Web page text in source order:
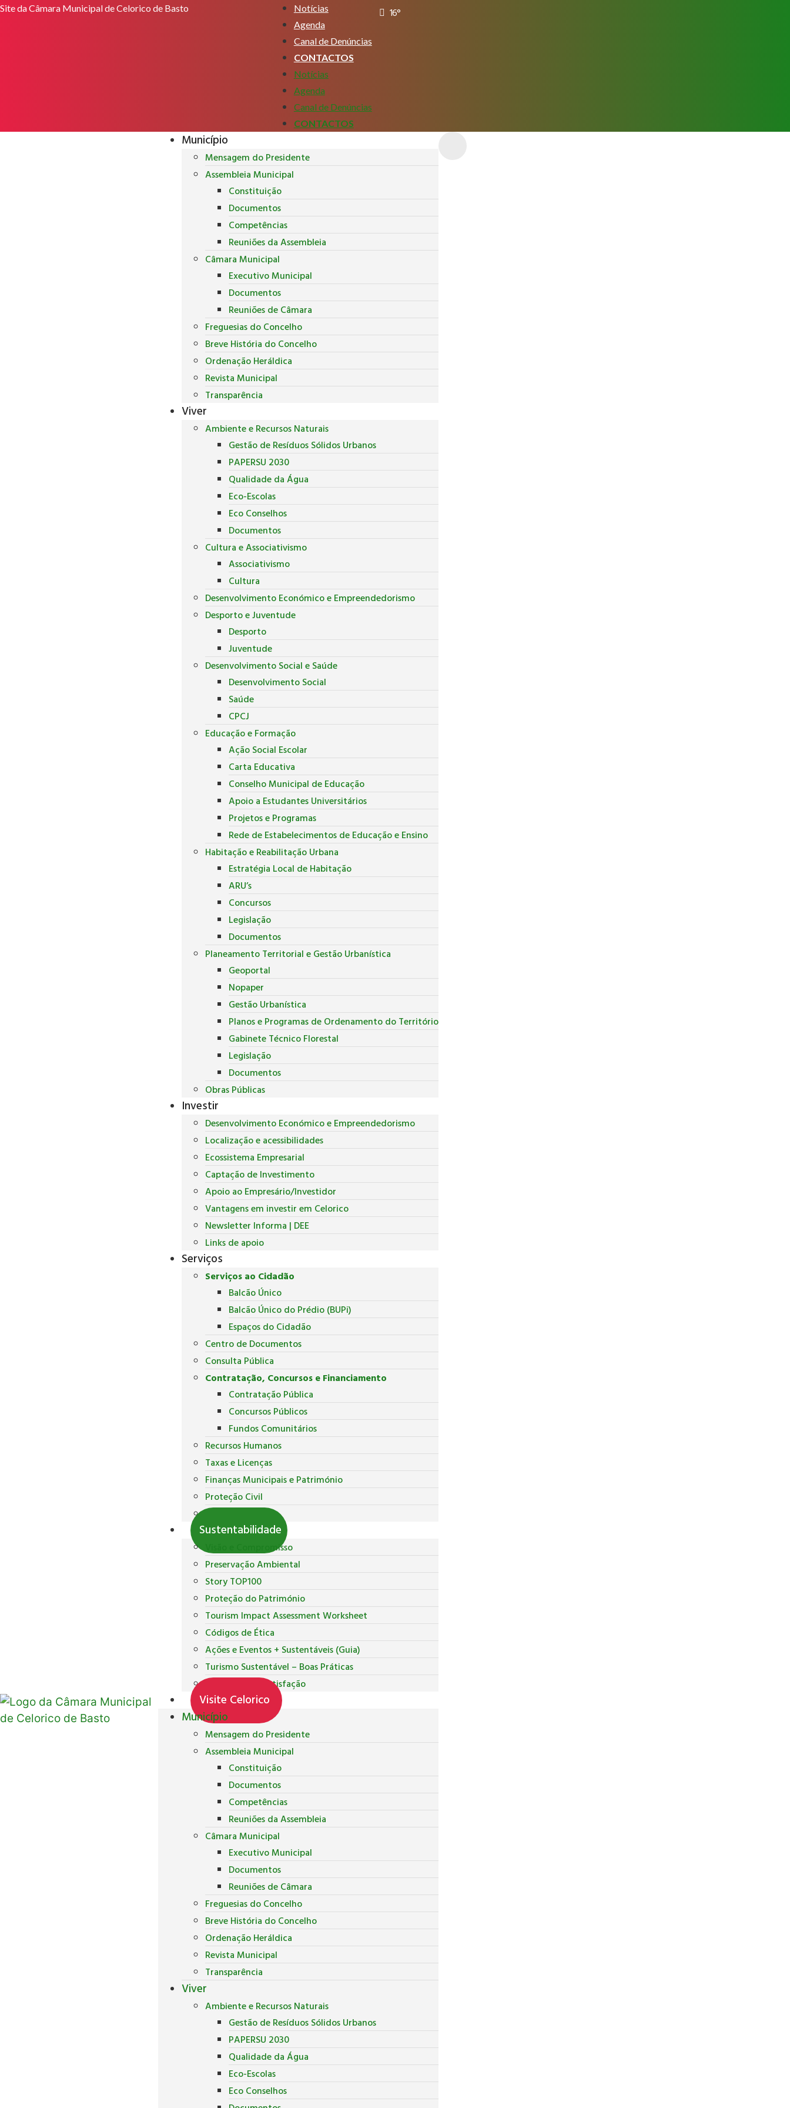
Site da Câmara Municipal de Celorico de Basto
Notícias
Agenda
Canal de Denúncias
CONTACTOS
Notícias
Agenda
Canal de Denúncias
CONTACTOS
16°
Município
Mensagem do Presidente
Assembleia Municipal
Constituição
Documentos
Competências
Reuniões da Assembleia
Câmara Municipal
Executivo Municipal
Documentos
Reuniões de Câmara
Freguesias do Concelho
Breve História do Concelho
Ordenação Heráldica
Revista Municipal
Transparência
Viver
Ambiente e Recursos Naturais
Gestão de Resíduos Sólidos Urbanos
PAPERSU 2030
Qualidade da Água
Eco-Escolas
Eco Conselhos
Documentos
Cultura e Associativismo
Associativismo
Cultura
Desenvolvimento Económico e Empreendedorismo
Desporto e Juventude
Desporto
Juventude
Desenvolvimento Social e Saúde
Desenvolvimento Social
Saúde
CPCJ
Educação e Formação
Ação Social Escolar
Carta Educativa
Conselho Municipal de Educação
Apoio a Estudantes Universitários
Projetos e Programas
Rede de Estabelecimentos de Educação e Ensino
Habitação e Reabilitação Urbana
Estratégia Local de Habitação
ARU’s
Concursos
Legislação
Documentos
Planeamento Territorial e Gestão Urbanística
Geoportal
Nopaper
Gestão Urbanística
Planos e Programas de Ordenamento do Território
Gabinete Técnico Florestal
Legislação
Documentos
Obras Públicas
Investir
Desenvolvimento Económico e Empreendedorismo
Localização e acessibilidades
Ecossistema Empresarial
Captação de Investimento
Apoio ao Empresário/Investidor
Vantagens em investir em Celorico
Newsletter Informa | DEE
Links de apoio
Serviços
Serviços ao Cidadão
Balcão Único
Balcão Único do Prédio (BUPi)
Espaços do Cidadão
Centro de Documentos
Consulta Pública
Contratação, Concursos e Financiamento
Contratação Pública
Concursos Públicos
Fundos Comunitários
Recursos Humanos
Taxas e Licenças
Finanças Municipais e Património
Proteção Civil
Polícia Municipal
Sustentabilidade
Visão e Compromisso
Preservação Ambiental
Story TOP100
Proteção do Património
Tourism Impact Assessment Worksheet
Códigos de Ética
Ações e Eventos + Sustentáveis (Guia)
Turismo Sustentável – Boas Práticas
Inquéritos de Satisfação
Visite Celorico
Município
Mensagem do Presidente
Assembleia Municipal
Constituição
Documentos
Competências
Reuniões da Assembleia
Câmara Municipal
Executivo Municipal
Documentos
Reuniões de Câmara
Freguesias do Concelho
Breve História do Concelho
Ordenação Heráldica
Revista Municipal
Transparência
Viver
Ambiente e Recursos Naturais
Gestão de Resíduos Sólidos Urbanos
PAPERSU 2030
Qualidade da Água
Eco-Escolas
Eco Conselhos